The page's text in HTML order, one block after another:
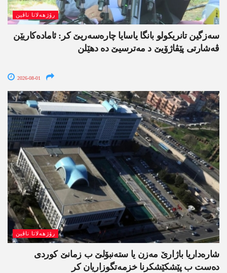
رۆژھەلاتا ناڤین
سەزگین تانریکولو بانگا یاسایا چارەسەریێ کر: ئامادەکاریێن
ڤەشارتی پێڤاژۆیێ د مەترسیێ دە دھێلن
2026-08-01
رۆژھەلاتا ناڤین
شارەداریا باژارێ مەزن یا ستەنبۆلێ ب زمانێ کوردی
دەست ب پێشکێشکرنا خزمەتگوزاریان کر